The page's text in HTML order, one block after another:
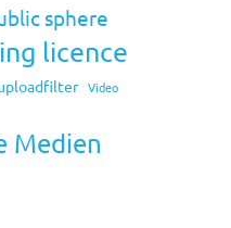
sphere
licence
Video
Medien